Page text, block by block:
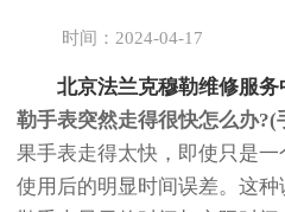
时间：2024-04-17
北京法兰克穆勒维修服务
勒手表突然走得很快怎么办?(
果手表走得太快，即使只是
使用后的明显时间误差。这